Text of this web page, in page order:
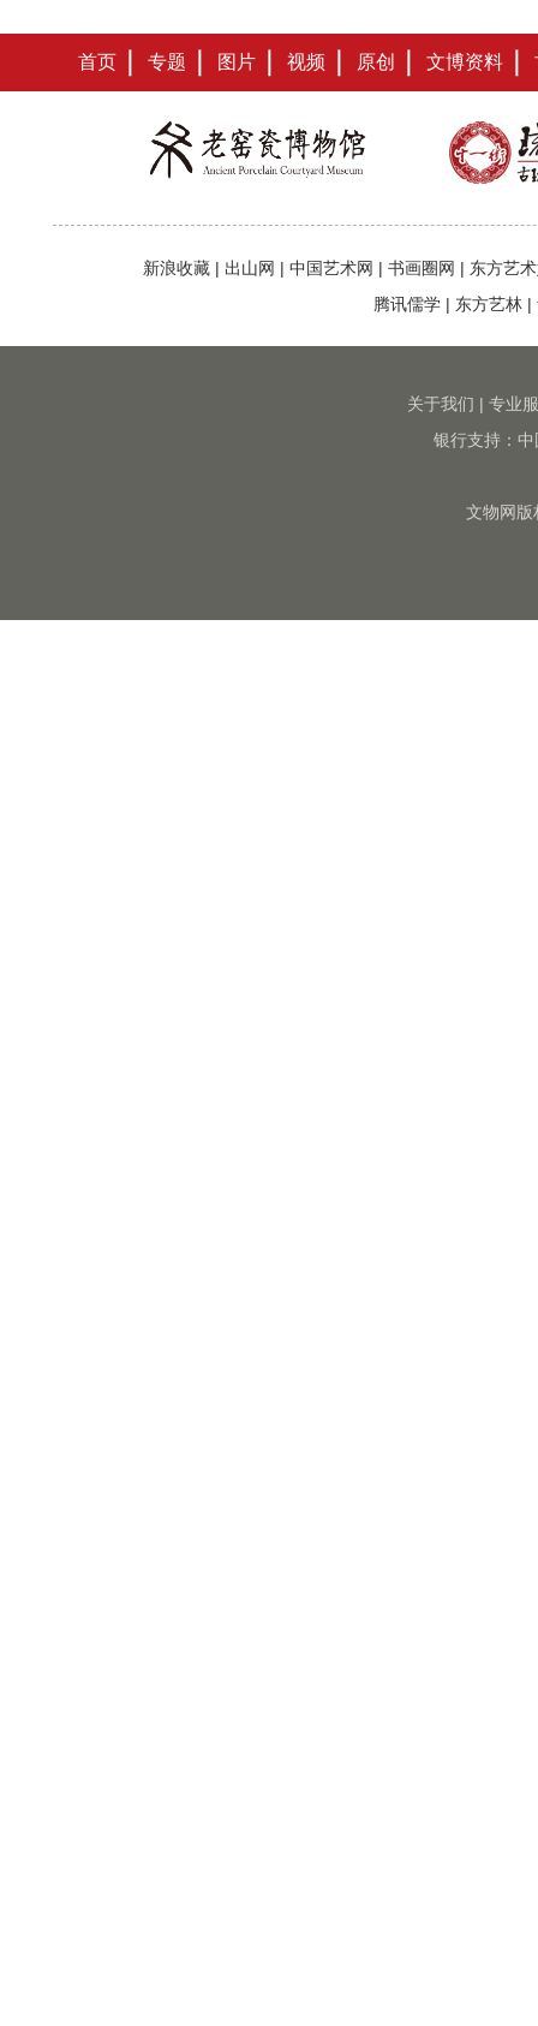
首页 专题 图片 视频 原创 文博资料
新浪收藏 | 出山网 | 中国艺术网 | 书画圈网 | 东方艺
腾讯儒学 | 东方艺林 |
关于我们 | 专业
银行支持：
文物网